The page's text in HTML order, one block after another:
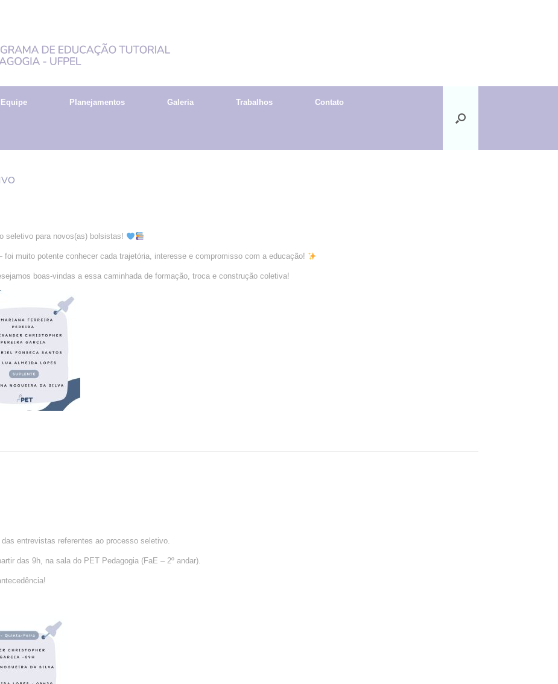
Equipe Planejamentos Galeria Trabalhos Contato
seletivo para novos(as) bolsistas!
muito potente conhecer cada trajetória, interesse e compromisso com a educação!
boas-vindas a essa caminhada de formação, troca e construção coletiva!
entrevistas referentes ao processo seletivo.
das 9h, na sala do PET Pedagogia (FaE – 2º andar).